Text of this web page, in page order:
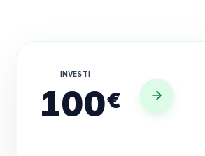
INVESTI
100€